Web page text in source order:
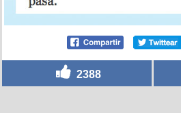
2388